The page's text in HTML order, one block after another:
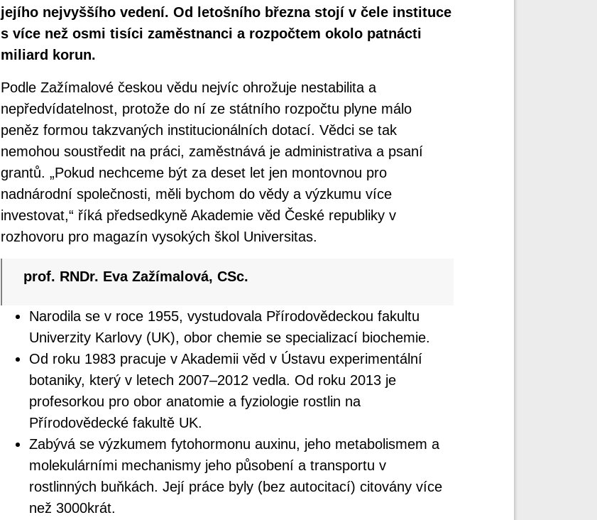
jejího nejvyššího vedení. Od letošního března stojí v čele instituce
s více než osmi tisíci zaměstnanci a rozpočtem okolo patnácti
miliard korun.
Podle Zažímalové českou vědu nejvíc ohrožuje nestabilita a
nepředvídatelnost, protože do ní ze státního rozpočtu plyne málo
peněz formou takzvaných institucionálních dotací. Vědci se tak
nemohou soustředit na práci, zaměstnává je administrativa a psaní
grantů. „Pokud nechceme být za deset let jen montovnou pro
nadnárodní společnosti, měli bychom do vědy a výzkumu více
investovat,“ říká předsedkyně Akademie věd České republiky v
rozhovoru pro magazín vysokých škol Universitas.
prof. RNDr. Eva Zažímalová, CSc.
Narodila se v roce 1955, vystudovala Přírodovědeckou fakultu
Univerzity Karlovy (UK), obor chemie se specializací biochemie.
Od roku 1983 pracuje v Akademii věd v Ústavu experimentální
botaniky, který v letech 2007–2012 vedla. Od roku 2013 je
profesorkou pro obor anatomie a fyziologie rostlin na
Přírodovědecké fakultě UK.
Zabývá se výzkumem fytohormonu auxinu, jeho metabolismem a
molekulárními mechanismy jeho působení a transportu v
rostlinných buňkách. Její práce byly (bez autocitací) citovány více
než 3000krát.